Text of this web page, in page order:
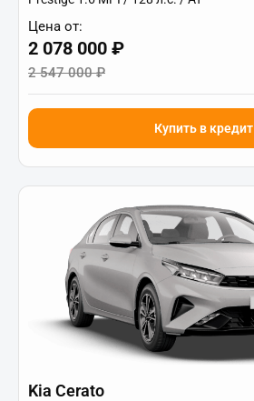
Цена от:
2 078 000 ₽
2 547 000 ₽
Купить в кредит
Kia Cerato